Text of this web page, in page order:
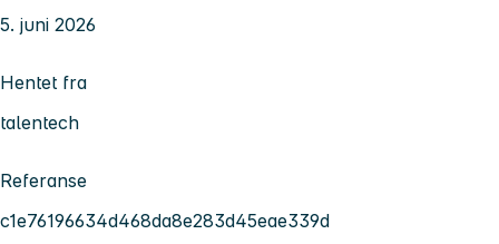
5. juni 2026
Hentet fra
talentech
Referanse
c1e76196634d468da8e283d45eae339d